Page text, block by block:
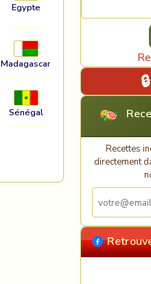
Egypte
Madagascar
Sénégal
Recettes
directement